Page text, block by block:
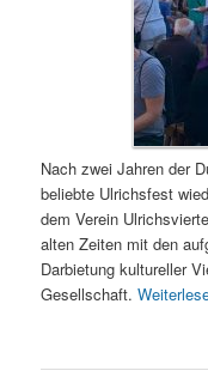
Nach zwei Jahren der
beliebte Ulrichsfest
dem Verein
alten Zeiten mit den
Darbietung kultureller
Gesellschaft.